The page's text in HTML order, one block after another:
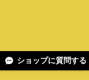
ショップに質問する